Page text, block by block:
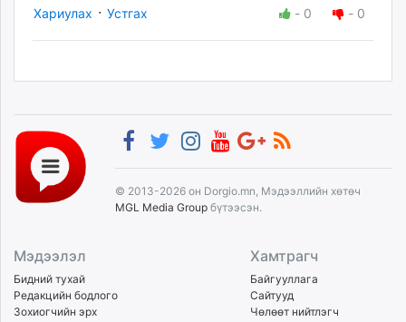
Хариулах · Устгах - 0 - 0
© 2013-2026 он Dorgio.mn, Мэдээллийн хөтөч
MGL Media Group бүтээсэн.
Мэдээлэл
Бидний тухай
Редакцийн бодлого
Зохиогчийн эрх
Хамтрагч
Байгууллага
Сайтууд
Чөлөөт нийтлэгч